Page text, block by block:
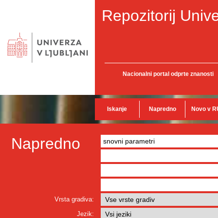
Repozitorij
Nacionalni portal odprte znanosti
Iskanje Napredno Novo v
Napredno
Vrsta gradiva:
Jezik: